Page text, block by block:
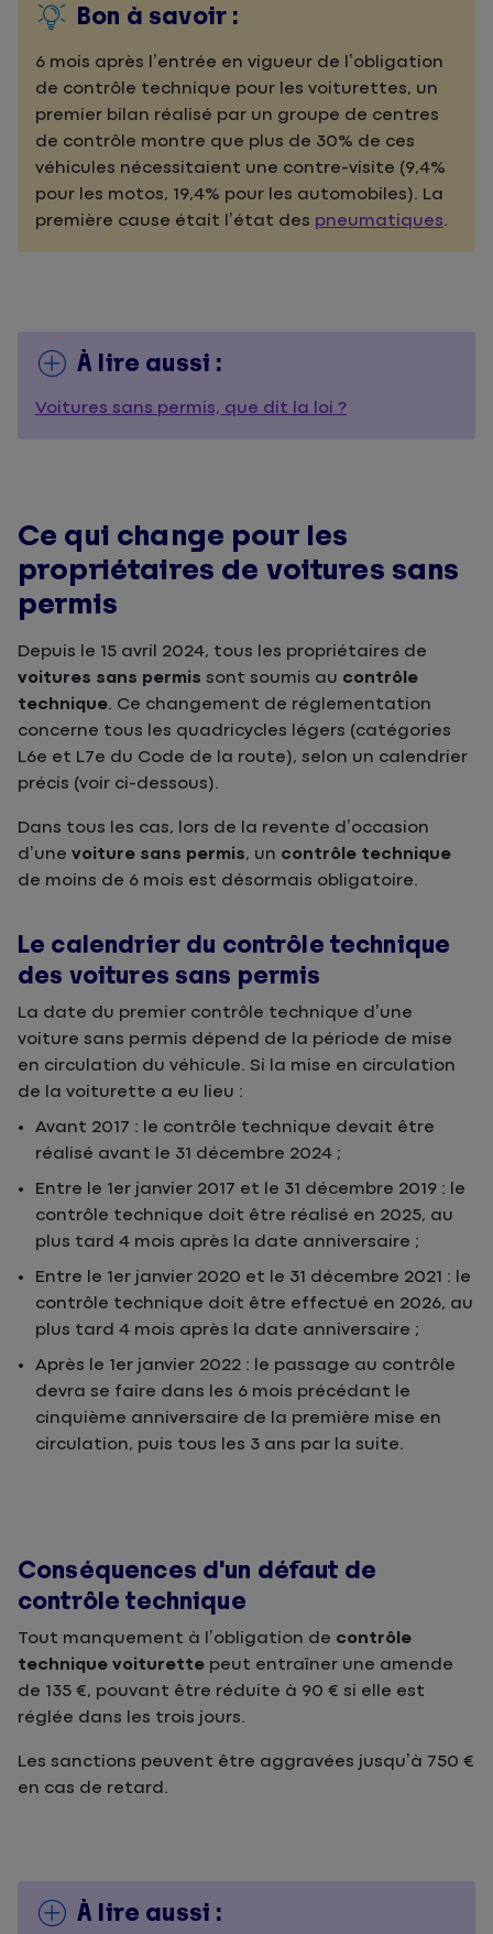
Bon à savoir :
6 mois après l’entrée en vigueur de l’obligation
de contrôle technique pour les voiturettes, un
premier bilan réalisé par un groupe de centres
de contrôle montre que plus de 30% de ces
véhicules nécessitaient une contre-visite (9,4%
pour les motos, 19,4% pour les automobiles). La
première cause était l’état des pneumatiques.
À lire aussi :
Voitures sans permis, que dit la loi ?
Ce qui change pour les
propriétaires de voitures sans
permis
Depuis le 15 avril 2024, tous les propriétaires de
voitures sans permis sont soumis au contrôle
technique. Ce changement de réglementation
concerne tous les quadricycles légers (catégories
L6e et L7e du Code de la route), selon un calendrier
précis (voir ci-dessous).
Dans tous les cas, lors de la revente d’occasion
d’une voiture sans permis, un contrôle technique
de moins de 6 mois est désormais obligatoire.
Le calendrier du contrôle technique
des voitures sans permis
La date du premier contrôle technique d’une
voiture sans permis dépend de la période de mise
en circulation du véhicule. Si la mise en circulation
de la voiturette a eu lieu :
Avant 2017 : le contrôle technique devait être
réalisé avant le 31 décembre 2024 ;
Entre le 1er janvier 2017 et le 31 décembre 2019 : le
contrôle technique doit être réalisé en 2025, au
plus tard 4 mois après la date anniversaire ;
Entre le 1er janvier 2020 et le 31 décembre 2021 : le
contrôle technique doit être effectué en 2026, au
plus tard 4 mois après la date anniversaire ;
Après le 1er janvier 2022 : le passage au contrôle
devra se faire dans les 6 mois précédant le
cinquième anniversaire de la première mise en
circulation, puis tous les 3 ans par la suite.
Conséquences d'un défaut de
contrôle technique
Tout manquement à l’obligation de contrôle
technique voiturette peut entraîner une amende
de 135 €, pouvant être réduite à 90 € si elle est
réglée dans les trois jours.
Les sanctions peuvent être aggravées jusqu’à 750 €
en cas de retard.
À lire aussi :